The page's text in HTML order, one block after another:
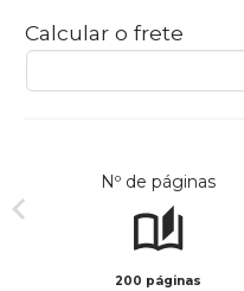
Calcular o frete
Nº de páginas
200 páginas